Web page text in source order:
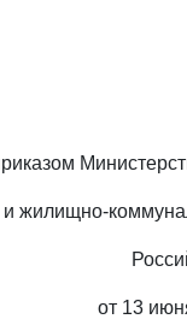
и жилищно-
от 13